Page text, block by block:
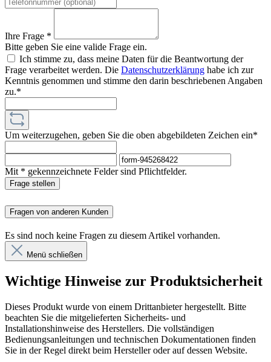
Ihre Frage *
Bitte geben Sie eine valide Frage ein.
Ich stimme zu, dass meine Daten für die Beantwortung der
Frage verarbeitet werden. Die Datenschutzerklärung habe ich zur
Kenntnis genommen und stimme den darin beschriebenen Angaben
zu.*
Um weiterzugehen, geben Sie die oben abgebildeten Zeichen ein*
Mit * gekennzeichnete Felder sind Pflichtfelder.
Frage stellen
Fragen von anderen Kunden
Es sind noch keine Fragen zu diesem Artikel vorhanden.
Menü schließen
Wichtige Hinweise zur Produktsicherheit
Dieses Produkt wurde von einem Drittanbieter hergestellt. Bitte
beachten Sie die mitgelieferten Sicherheits- und
Installationshinweise des Herstellers. Die vollständigen
Bedienungsanleitungen und technischen Dokumentationen finden
Sie in der Regel direkt beim Hersteller oder auf dessen Website.